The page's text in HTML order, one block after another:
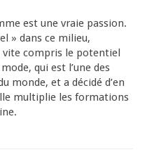
est une vraie passion.
» dans ce milieu,
vite compris le potentiel
qui est l’une des
monde, et a décidé d’en
multiplie les formations